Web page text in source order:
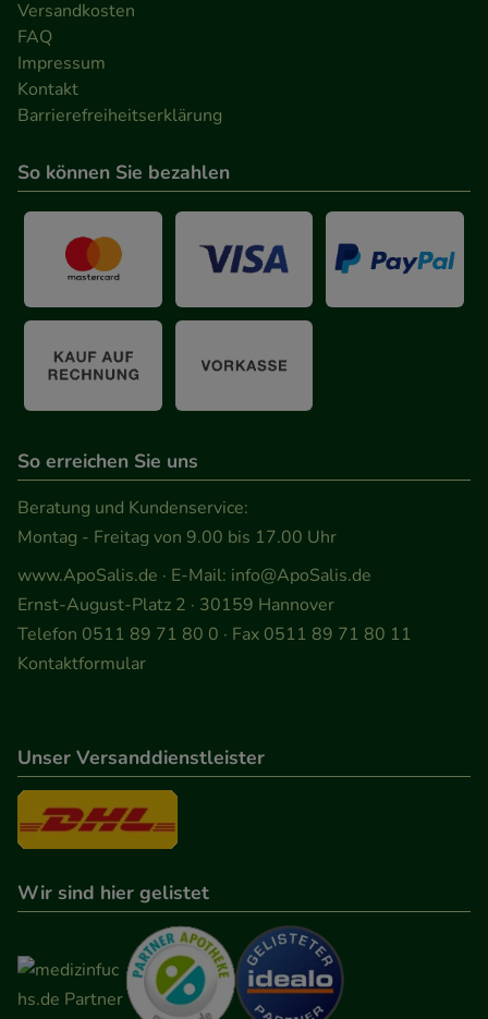
Versandkosten
FAQ
Impressum
Kontakt
Barrierefreiheitserklärung
So können Sie bezahlen
So erreichen Sie uns
Beratung und Kundenservice:
Montag - Freitag von 9.00 bis 17.00 Uhr
www.ApoSalis.de · E-Mail: info@ApoSalis.de
Ernst-August-Platz 2 · 30159 Hannover
Telefon 0511 89 71 80 0 · Fax 0511 89 71 80 11
Kontaktformular
Unser Versanddienstleister
Wir sind hier gelistet